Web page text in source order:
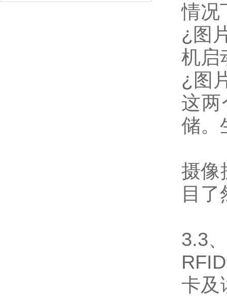
情况
¿图
机启
¿图
这
储。
摄像
目了
3.3
RFID
卡及